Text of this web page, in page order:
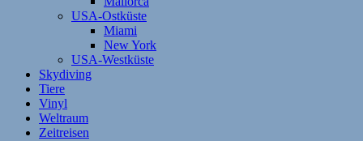
USA-Ostküste
Miami
New York
USA-Westküste
Skydiving
Tiere
Vinyl
Weltraum
Zeitreisen